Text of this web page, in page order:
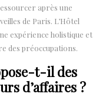
après une
de Paris. L’Hôtel
expérience holistique et
des préoccupations.
t-il des
d’affaires ?